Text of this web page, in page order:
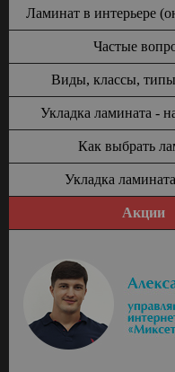
Ламинат в интерьере
Частые
Виды, классы,
Укладка ламината -
Как выбрать
Укладка
Акции